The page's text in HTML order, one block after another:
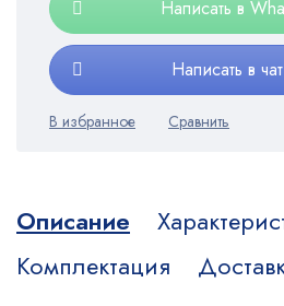
Написать в
Написать в
Описание
Комплектация